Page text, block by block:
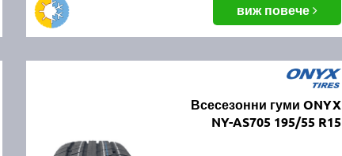
виж повече
Всесезонни гуми ONYX
NY-AS705 195/55 R15